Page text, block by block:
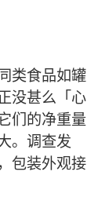
类食品如罐
没甚么「心
们的净重量
。调查发
包装外观接